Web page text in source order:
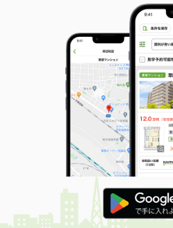
広島県広
102.58m²
間取り
4SLDK
広島県広島市南区青崎２
価 格
2,380万円
住 所
広島県広
専有面積 76.44m²
間取り
3LDK
広島県広島市南区青崎２
価 格
1,800万円
住 所
広島県広